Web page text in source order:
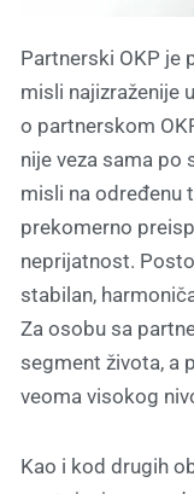
Partnerski OKP je
misli najizraženije
o partnerskom
nije veza sama po
misli na određenu
prekomerno
neprijatnost.
stabilan,
Za osobu sa
segment života, a
veoma visokog
Kao i kod drugih